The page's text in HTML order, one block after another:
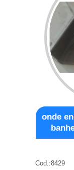
onde
Cod.:8429